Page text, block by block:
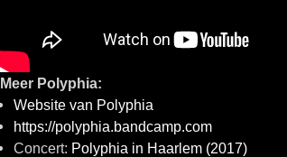
Meer Polyphia:
Website van Polyphia
https://polyphia.bandcamp.com
Concert: Polyphia in Haarlem (2017)